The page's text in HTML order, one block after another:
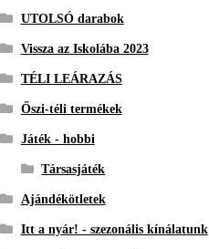
UTOLSÓ darabok
Vissza az Iskolába 2023
TÉLI LEÁRAZÁS
Őszi-téli termékek
Játék - hobbi
Társasjáték
Ajándékötletek
Itt a nyár! - szezonális kínálatunk